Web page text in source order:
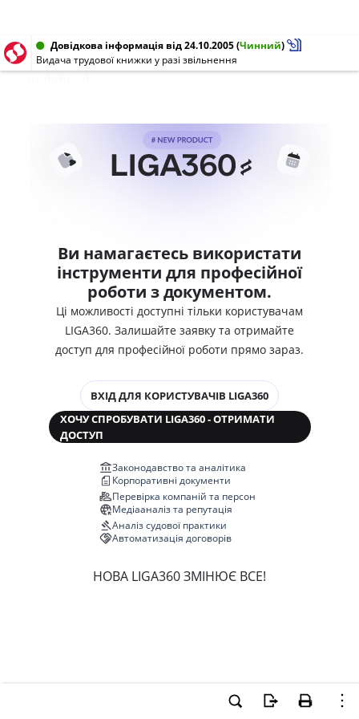
Довідкова інформація від 24.10.2005(Чинний)
Видача трудової книжки у разі звільнення
Ви намагаєтесь використати
інструменти для професійної
роботи з документом.
Ці можливості доступні тільки користувачам
LIGA360. Залишайте заявку та отримайте
доступ для професійної роботи прямо зараз.
ВХІД ДЛЯ КОРИСТУВАЧІВ LIGA360
ХОЧУ СПРОБУВАТИ LIGA360 - ОТРИМАТИ
ДОСТУП
Законодавство та аналітика
Корпоративні документи
Перевірка компаній та персон
Медіааналіз та репутація
Аналіз судової практики
Автоматизація договорів
НОВА LIGA360 ЗМІНЮЄ ВСЕ!